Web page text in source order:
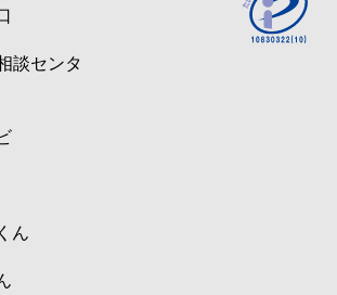
談センタ
ん